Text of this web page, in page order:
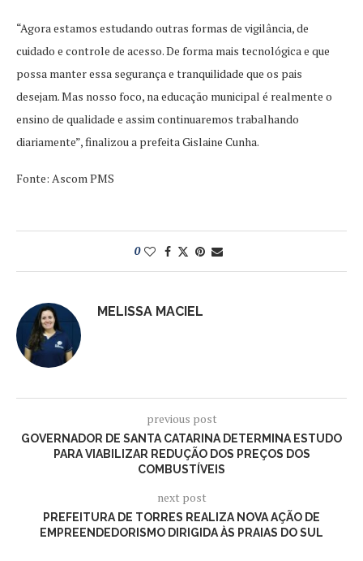
“Agora estamos estudando outras formas de vigilância, de
cuidado e controle de acesso. De forma mais tecnológica e que
possa manter essa segurança e tranquilidade que os pais
desejam. Mas nosso foco, na educação municipal é realmente o
ensino de qualidade e assim continuaremos trabalhando
diariamente”, finalizou a prefeita Gislaine Cunha.
Fonte: Ascom PMS
0
MELISSA MACIEL
previous post
GOVERNADOR DE SANTA CATARINA DETERMINA ESTUDO
PARA VIABILIZAR REDUÇÃO DOS PREÇOS DOS
COMBUSTÍVEIS
next post
PREFEITURA DE TORRES REALIZA NOVA AÇÃO DE
EMPREENDEDORISMO DIRIGIDA ÀS PRAIAS DO SUL